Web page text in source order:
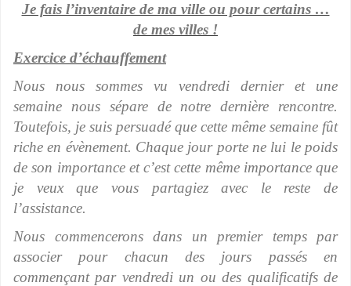
Je fais l’inventaire de ma ville ou pour certains …
de mes villes !
Exercice d’échauffement
Nous nous sommes vu vendredi dernier et une
semaine nous sépare de notre dernière rencontre.
Toutefois, je suis persuadé que cette même semaine fût
riche en évènement. Chaque jour porte ne lui le poids
de son importance et c’est cette même importance que
je veux que vous partagiez avec le reste de
l’assistance.
Nous commencerons dans un premier temps par
associer pour chacun des jours passés en
commençant par vendredi un ou des qualificatifs de